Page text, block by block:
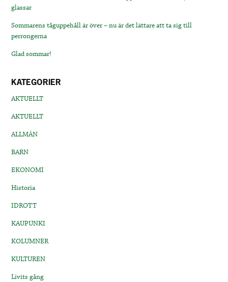
glassar
Sommarens tåguppehåll är över – nu är det lättare att ta sig till
perrongerna
Glad sommar!
KATEGORIER
AKTUELLT
AKTUELLT
ALLMÄN
BARN
EKONOMI
Historia
IDROTT
KAUPUNKI
KOLUMNER
KULTUREN
Livits gång